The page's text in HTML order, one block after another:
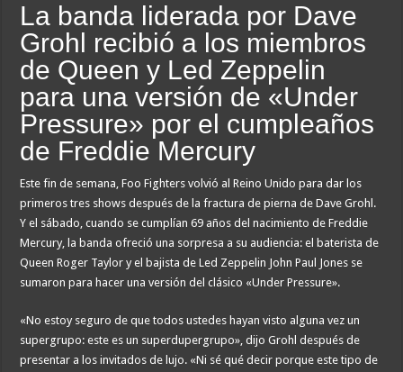
La banda liderada por Dave
Grohl recibió a los miembros
de Queen y Led Zeppelin
para una versión de «Under
Pressure» por el cumpleaños
de Freddie Mercury
Este fin de semana, Foo Fighters volvió al Reino Unido para dar los
primeros tres shows después de la fractura de pierna de Dave Grohl.
Y el sábado, cuando se cumplían 69 años del nacimiento de Freddie
Mercury, la banda ofreció una sorpresa a su audiencia: el baterista de
Queen Roger Taylor y el bajista de Led Zeppelin John Paul Jones se
sumaron para hacer una versión del clásico «Under Pressure».
«No estoy seguro de que todos ustedes hayan visto alguna vez un
supergrupo: este es un superdupergrupo», dijo Grohl después de
presentar a los invitados de lujo. «Ni sé qué decir porque este tipo de